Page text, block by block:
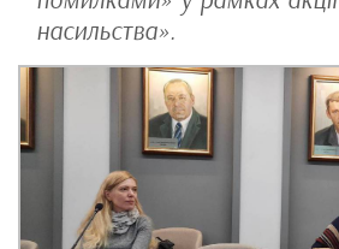
насильства».